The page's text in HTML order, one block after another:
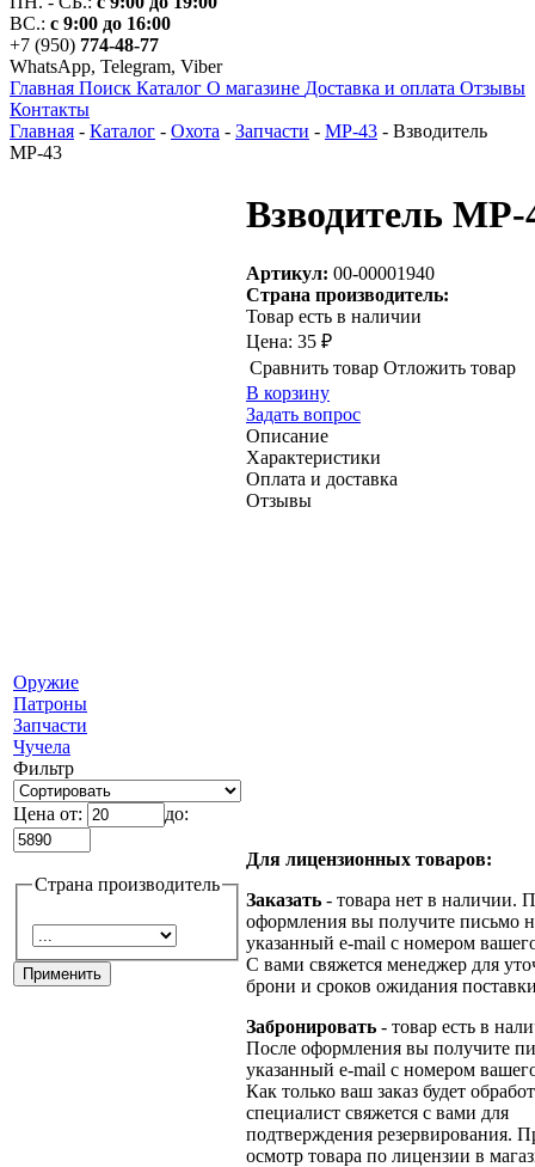
ВС.: с 9:00 до 16:00
+7 (950) 774-48-77
WhatsApp, Telegram, Viber
Главная Поиск Каталог О магазине Доставка и оплата Отзывы
Контакты
Главная - Каталог - Охота - Запчасти - МР-43 - Взводитель
МР-43
Оружие
Патроны
Запчасти
Чучела
Фильтр
Цена от: до:
Страна производитель
Взводитель МР-
Артикул: 00-00001940
Страна производитель:
Товар есть в наличии
Цена: 35 ₽
Сравнить товар Отложить товар
В корзину
Задать вопрос
Описание
Характеристики
Оплата и доставка
Отзывы
Для лицензионных товаров:
Заказать - товара нет в наличии.
оформления вы получите письмо
указанный e-mail с номером
С вами свяжется менеджер для
брони и сроков ожидания
Забронировать - товар есть в
После оформления вы получите
указанный e-mail с номером
Как только ваш заказ будет
специалист свяжется с вами для
подтверждения резервирования.
осмотр товара по лицензии в